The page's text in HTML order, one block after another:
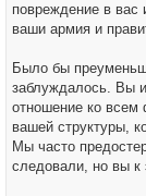
повреждение в вас
ваши армия и
Было бы
заблуждалось. Вы
отношение ко
вашей структуры,
Мы часто
следовали, но вы к